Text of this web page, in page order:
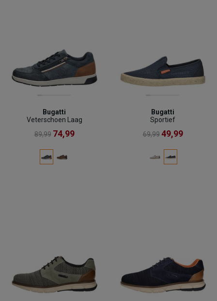
Bugatti
Veterschoen Laag
89,99 74,99
Bugatti
Sportief
69,99 49,99